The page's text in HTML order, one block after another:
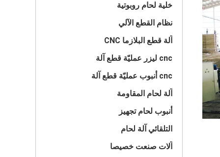
خلية لحام روبوتية
نظام القطع الآلي
آلة قطع البلازما CNC
cnc ليزر عمليّة قطع آلة
cnc أنبوب عمليّة قطع آلة
آلة لحام المقاومة
أنبوب لحام تجهيز
التلقائي آلة لحام
آلات صنعت خصيصا